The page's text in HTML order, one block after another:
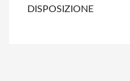
DISPOSIZIONE